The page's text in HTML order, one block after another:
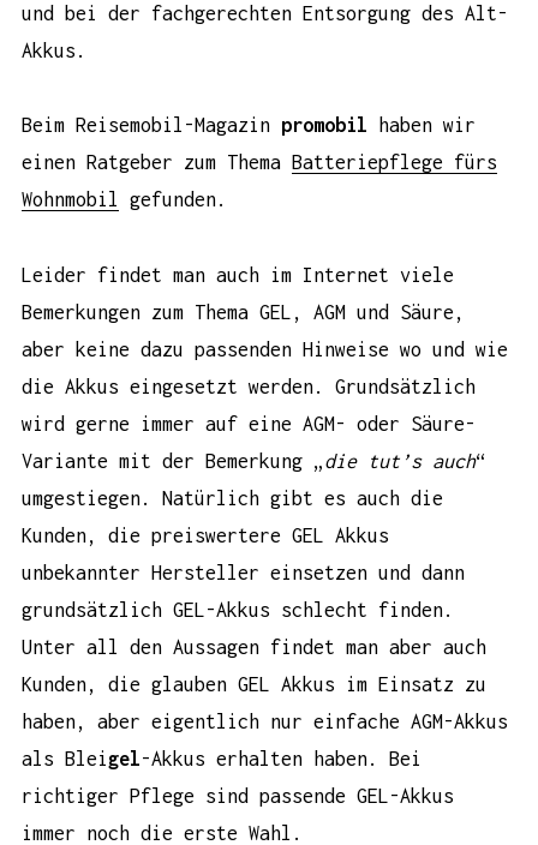
und bei der fachgerechten Entsorgung des Alt-
Akkus.
Beim Reisemobil-Magazin promobil haben wir
einen Ratgeber zum Thema
Batteriepflege fürs
Wohnmobil
gefunden.
Leider findet man auch im Internet viele
Bemerkungen zum Thema GEL, AGM und Säure,
aber keine dazu passenden Hinweise wo und wie
die Akkus eingesetzt werden. Grundsätzlich
wird gerne immer auf eine AGM- oder Säure-
Variante mit der Bemerkung „die tut’s auch“
umgestiegen. Natürlich gibt es auch die
Kunden, die preiswertere GEL Akkus
unbekannter Hersteller einsetzen und dann
grundsätzlich GEL-Akkus schlecht finden.
Unter all den Aussagen findet man aber auch
Kunden, die glauben GEL Akkus im Einsatz zu
haben, aber eigentlich nur einfache AGM-Akkus
als Bleigel-Akkus erhalten haben. Bei
richtiger Pflege sind passende GEL-Akkus
immer noch die erste Wahl.